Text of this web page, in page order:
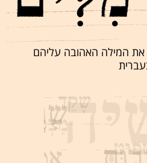
את המילה האהובה עליהם